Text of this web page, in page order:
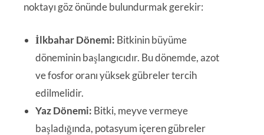
noktayı göz önünde bulundurmak gerekir:
İlkbahar Dönemi: Bitkinin büyüme
döneminin başlangıcıdır. Bu dönemde, azot
ve fosfor oranı yüksek gübreler tercih
edilmelidir.
Yaz Dönemi: Bitki, meyve vermeye
başladığında, potasyum içeren gübreler